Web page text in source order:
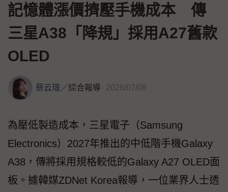
記憶體漲價擠壓手機成本 傳
三星A38「降規」採用A27舊款
OLED
蔡云瑄 ／綜合報導 2026/07/08
為壓低製造成本，三星電子（Samsung
Electronics）2027年推出的中低階手機Galaxy
A38，傳將採用規格較低的Galaxy A27 OLED面
板。據韓媒ZDNet Korea報導，一位業界人士透